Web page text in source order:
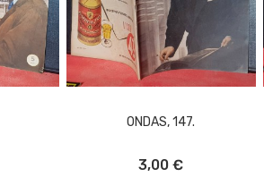
ONDAS, 147.
3,00 €